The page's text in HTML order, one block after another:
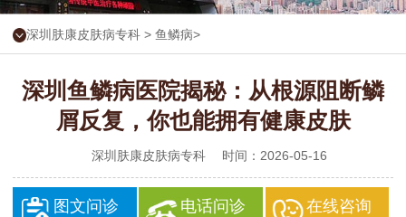
深圳肤康皮肤病专科 >鱼鳞病>
深圳鱼鳞病医院揭秘：从根源阻断鳞
屑反复，你也能拥有健康皮肤
深圳肤康皮肤病专科 时间：2026-05-16
图文问诊 电话问诊 在线咨询